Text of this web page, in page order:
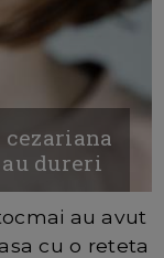
dureri
au avut
cu o reteta